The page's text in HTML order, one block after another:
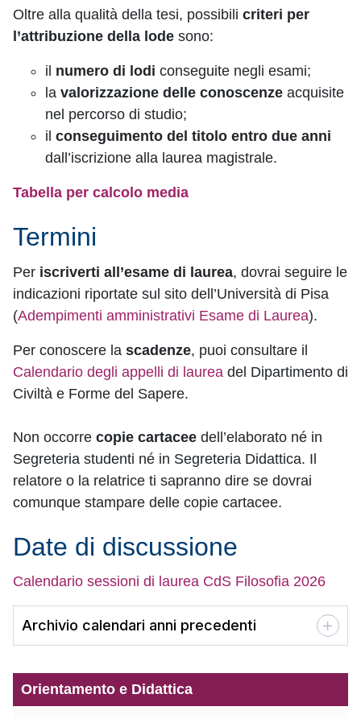
Oltre alla qualità della tesi, possibili criteri per
l’attribuzione della lode sono:
il numero di lodi conseguite negli esami;
la valorizzazione delle conoscenze acquisite
nel percorso di studio;
il conseguimento del titolo entro due anni
dall’iscrizione alla laurea magistrale.
Tabella per calcolo media
Termini
Per iscriverti all’esame di laurea, dovrai seguire le
indicazioni riportate sul sito dell’Università di Pisa
(Adempimenti amministrativi Esame di Laurea).
Per conoscere la scadenze, puoi consultare il
Calendario degli appelli di laurea del Dipartimento di
Civiltà e Forme del Sapere.
Non occorre copie cartacee dell’elaborato né in
Segreteria studenti né in Segreteria Didattica. Il
relatore o la relatrice ti sapranno dire se dovrai
comunque stampare delle copie cartacee.
Date di discussione
Calendario sessioni di laurea CdS Filosofia 2026
Archivio calendari anni precedenti
Orientamento e Didattica